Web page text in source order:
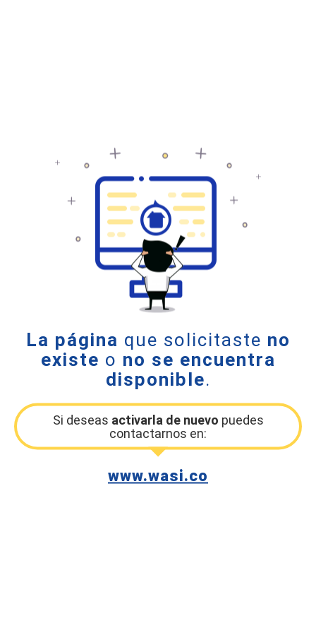
La página que solicitaste no
existe o no se encuentra
disponible.
Si deseas activarla de nuevo puedes
contactarnos en:
www.wasi.co